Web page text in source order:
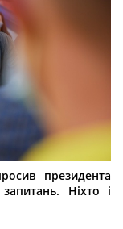
президента
Ніхто і